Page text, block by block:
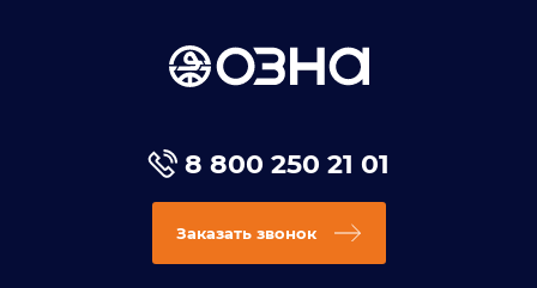
8 800 250 21 01
Заказать звонок